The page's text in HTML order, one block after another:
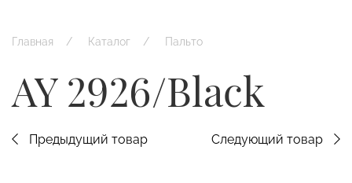
Главная Каталог Пальто
AY 2926/Black
Предыдущий товар Следующий товар